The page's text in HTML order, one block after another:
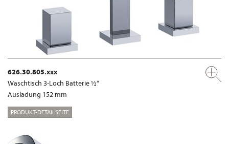
626.30.805.xxx
Waschtisch 3-Loch Batterie ½“
Ausladung 152 mm
PRODUKT-DETAILSEITE